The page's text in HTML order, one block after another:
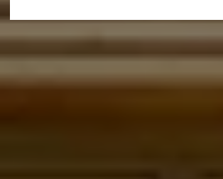
Vorgängermodelle
Kundeninformationen
Warn- und Kontrollleuchten
Digitale Betriebsanleitung